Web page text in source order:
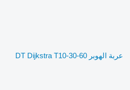
عربة الهوبر DT Dijkstra T10-30-60